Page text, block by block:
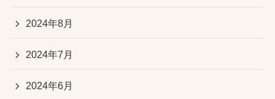
2024年8月
2024年7月
2024年6月